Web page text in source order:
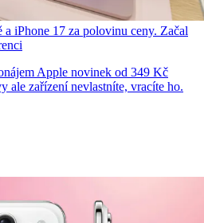
iPhone 17 za polovinu ceny. Začal
Apple novinek od 349 Kč
ale zařízení nevlastníte, vracíte ho.